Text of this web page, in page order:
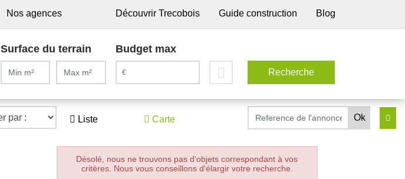
Nos agences Découvrir Trecobois Guide construction Blog
Surface du terrain Budget max
Liste Carte
Désolé, nous ne trouvons pas d'objets correspondant à vos
critères. Nous vous conseillons d'élargir votre recherche.